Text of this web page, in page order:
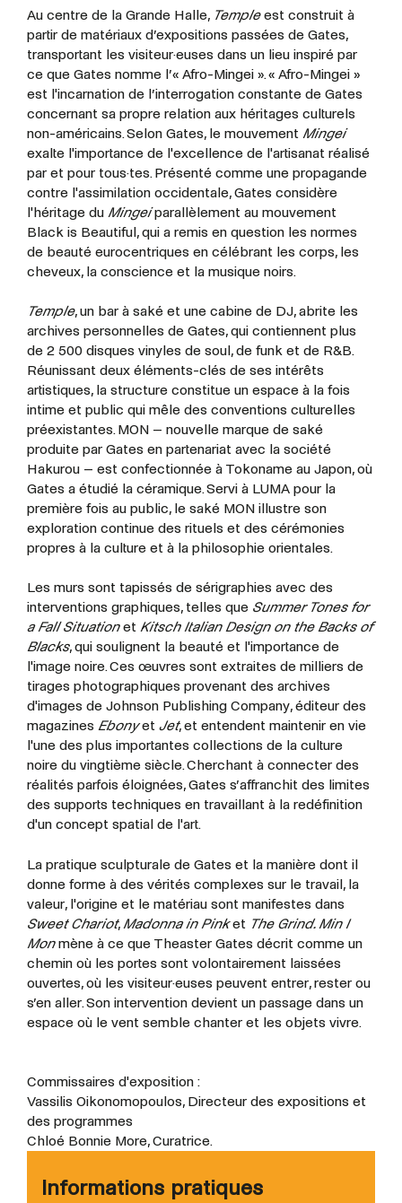
Au centre de la Grande Halle, Templeest construit à
partir de matériaux d’expositions passées de Gates,
transportant les visiteur·euses dans un lieu inspiré par
ce que Gates nomme l’« Afro-Mingei ». « Afro-Mingei »
est l'incarnation de l’interrogation constante de Gates
concernant sa propre relation aux héritages culturels
non-américains. Selon Gates, le mouvement Mingei
exalte l'importance de l'excellence de l'artisanat réalisé
par et pour tous·tes. Présenté comme une propagande
contre l'assimilation occidentale, Gates considère
l'héritage du Mingeiparallèlement au mouvement
Black is Beautiful, qui a remis en question les normes
de beauté eurocentriques en célébrant les corps, les
cheveux, la conscience et la musique noirs.
Temple, un bar à saké et une cabine de DJ, abrite les
archives personnelles de Gates, qui contiennent plus
de 2 500 disques vinyles de soul, de funk et de R&B.
Réunissant deux éléments-clés de ses intérêts
artistiques, la structure constitue un espace à la fois
intime et public qui mêle des conventions culturelles
préexistantes. MON – nouvelle marque de saké
produite par Gates en partenariat avec la société
Hakurou – est confectionnée à Tokoname au Japon, où
Gates a étudié la céramique. Servi à LUMA pour la
première fois au public, le saké MON illustre son
exploration continue des rituels et des cérémonies
propres à la culture et à la philosophie orientales.
Les murs sont tapissés de sérigraphies avec des
interventions graphiques, telles que Summer Tones for
a Fall Situationet Kitsch Italian Design on the Backs of
Blacks, qui soulignent la beauté et l'importance de
l'image noire. Ces œuvres sont extraites de milliers de
tirages photographiques provenant des archives
d'images de Johnson Publishing Company, éditeur des
magazines Ebonyet Jet, et entendent maintenir en vie
l'une des plus importantes collections de la culture
noire du vingtième siècle. Cherchant à connecter des
réalités parfois éloignées, Gates s’affranchit des limites
des supports techniques en travaillant à la redéfinition
d'un concept spatial de l'art.
La pratique sculpturale de Gates et la manière dont il
donne forme à des vérités complexes sur le travail, la
valeur, l'origine et le matériau sont manifestes dans
Sweet Chariot, Madonna in Pinket The Grind. Min I
Monmène à ce que Theaster Gates décrit comme un
chemin où les portes sont volontairement laissées
ouvertes, où les visiteur·euses peuvent entrer, rester ou
s’en aller. Son intervention devient un passage dans un
espace où le vent semble chanter et les objets vivre.
Commissaires d'exposition :
Vassilis Oikonomopoulos, Directeur des expositions et
des programmes
Chloé Bonnie More, Curatrice.
Informations pratiques